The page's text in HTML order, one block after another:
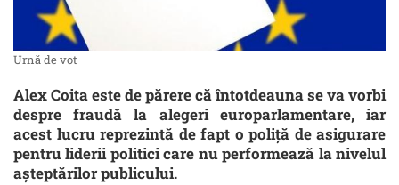
Urnă de vot
Alex Coita este de părere că întotdeauna se va vorbi
despre fraudă la alegeri europarlamentare, iar
acest lucru reprezintă de fapt o poliță de asigurare
pentru liderii politici care nu performează la nivelul
așteptărilor publicului.